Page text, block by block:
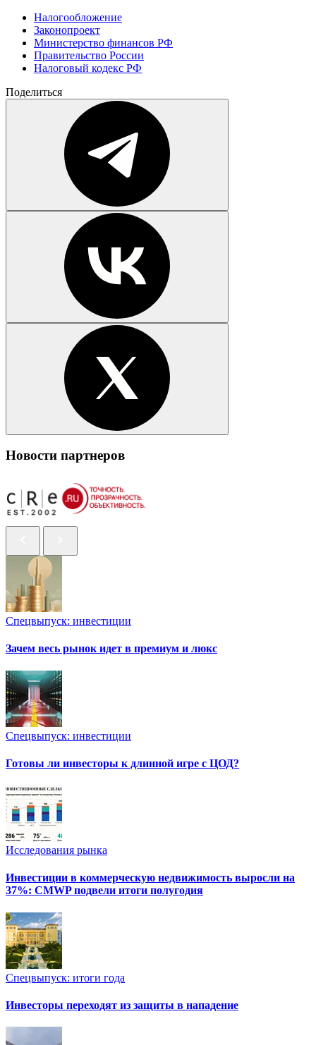
Налогообложение
Законопроект
Министерство финансов РФ
Правительство России
Налоговый кодекс РФ
Поделиться
Новости партнеров
Спецвыпуск: инвестиции
Зачем весь рынок идет в премиум и люкс
Спецвыпуск: инвестиции
Готовы ли инвесторы к длинной игре с ЦОД?
Исследования рынка
Инвестиции в коммерческую недвижимость выросли на
37%: CMWP подвели итоги полугодия
Спецвыпуск: итоги года
Инвесторы переходят из защиты в нападение